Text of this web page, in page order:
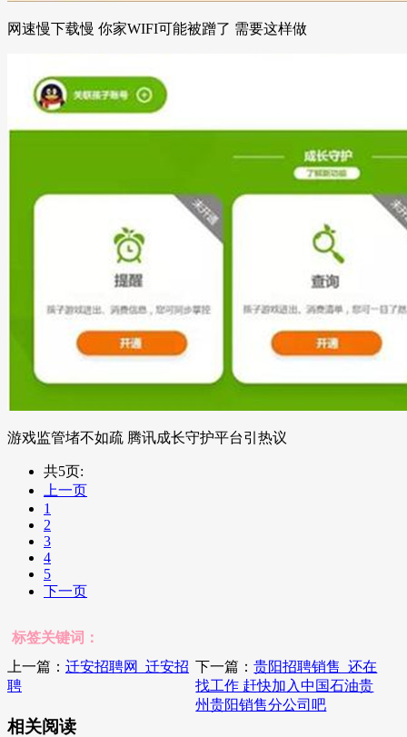
网速慢下载慢 你家WIFI可能被蹭了 需要这样做
游戏监管堵不如疏 腾讯成长守护平台引热议
共5页:
上一页
1
2
3
4
5
下一页
标签关键词：
上一篇： 迁安招聘网_迁安招
聘
下一篇：贵阳招聘销售_还在
找工作 赶快加入中国石油贵
州贵阳销售分公司吧
相关阅读